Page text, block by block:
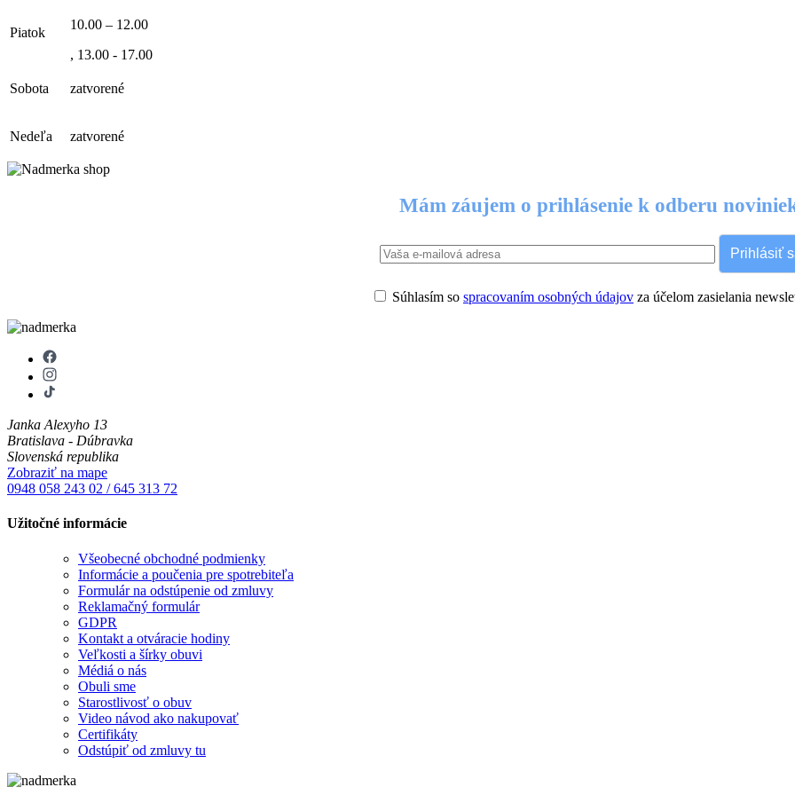
Piatok
10.00 – 12.00
, 13.00 - 17.00
Sobota zatvorené
Nedeľa zatvorené
Mám záujem o prihlásenie k odberu
Prihlásiť
Súhlasím so spracovaním osobných údajov za účelom zasielania
Janka Alexyho 13
Bratislava - Dúbravka
Slovenská republika
Zobraziť na mape
0948 058 243 02 / 645 313 72
Užitočné informácie
Všeobecné obchodné podmienky
Informácie a poučenia pre spotrebiteľa
Formulár na odstúpenie od zmluvy
Reklamačný formulár
GDPR
Kontakt a otváracie hodiny
Veľkosti a šírky obuvi
Médiá o nás
Obuli sme
Starostlivosť o obuv
Video návod ako nakupovať
Certifikáty
Odstúpiť od zmluvy tu